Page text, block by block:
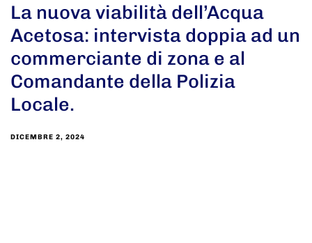
La nuova viabilità dell’Acqua
Acetosa: intervista doppia ad un
commerciante di zona e al
Comandante della Polizia
Locale.
DICEMBRE 2, 2024